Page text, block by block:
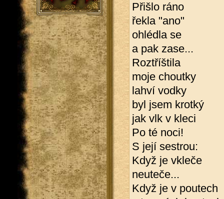
Přišlo ráno
řekla "ano"
ohlédla se
a pak zase...
Roztříštila
moje choutky
lahví vodky
byl jsem krotký
jak vlk v kleci
Po té noci!
S její sestrou:
Když je vkleče
neuteče...
Když je v poutech